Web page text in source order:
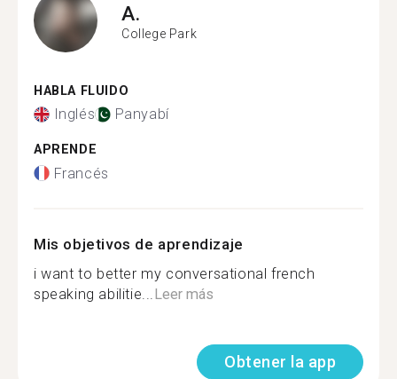
A.
College Park
HABLA FLUIDO
Inglés Panyabí
APRENDE
Francés
Mis objetivos de aprendizaje
i want to better my conversational french
speaking abilitie... Leer más
Obtener la app